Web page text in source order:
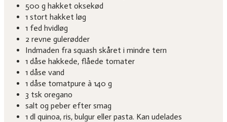
500 g hakket oksekød
1 stort hakket løg
1 fed hvidløg
2 revne gulerødder
Indmaden fra squash skåret i mindre tern
1 dåse hakkede, flåede tomater
1 dåse vand
1 dåse tomatpure à 140 g
3 tsk oregano
salt og peber efter smag
1 dl quinoa, ris, bulgur eller pasta. Kan udelades